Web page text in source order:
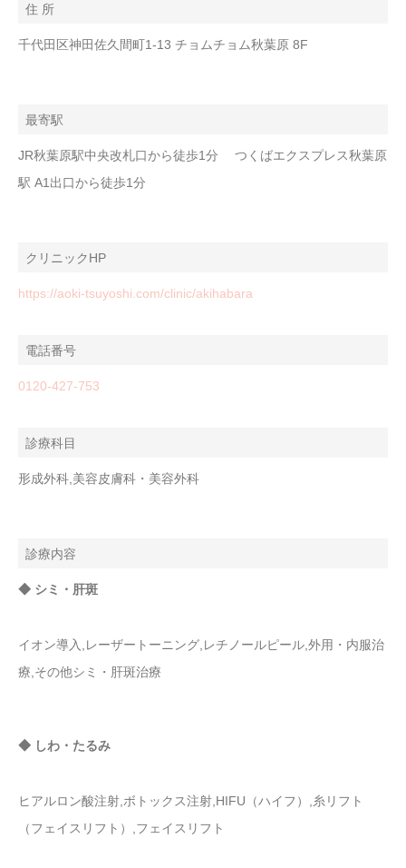
住 所
千代田区神田佐久間町1-13 チョムチョム秋葉原 8F
最寄駅
JR秋葉原駅中央改札口から徒歩1分 つくばエクスプレス秋葉原
駅 A1出口から徒歩1分
クリニックHP
https://aoki-tsuyoshi.com/clinic/akihabara
電話番号
0120-427-753
診療科目
形成外科,美容皮膚科・美容外科
診療内容
◆ シミ・肝斑
イオン導入,レーザートーニング,レチノールピール,外用・内服治
療,その他シミ・肝斑治療
◆ しわ・たるみ
ヒアルロン酸注射,ボトックス注射,HIFU（ハイフ）,糸リフト
（フェイスリフト）,フェイスリフト